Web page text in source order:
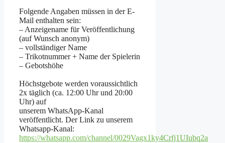
Folgende Angaben müssen in der E-
Mail enthalten sein:
– Anzeigename für Veröffentlichung
(auf Wunsch anonym)
– vollständiger Name
– Trikotnummer + Name der Spielerin
– Gebotshöhe
Höchstgebote werden voraussichtlich
2x täglich (ca. 12:00 Uhr und 20:00
Uhr) auf
unserem WhatsApp-Kanal
veröffentlicht. Der Link zu unserem
Whatsapp-Kanal:
https://whatsapp.com/channel/0029Vagx1ky4Crfj1UIubq2a